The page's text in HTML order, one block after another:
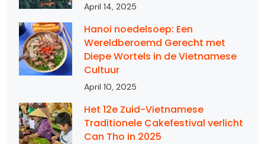
April 14, 2025
Hanoi noedelsoep: Een
Wereldberoemd Gerecht met
Diepe Wortels in de Vietnamese
Cultuur
April 10, 2025
Het 12e Zuid-Vietnamese
Traditionele Cakefestival verlicht
Can Tho in 2025